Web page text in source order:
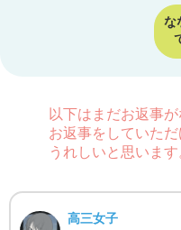
な
以下はまだお返事が
お返事をしていた
うれしいと思います
高三女子